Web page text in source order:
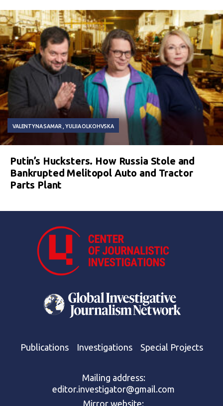
VALENTYNA SAMAR YULIIA OLKOHVSKA
Putin’s Hucksters. How Russia Stole and
Bankrupted Melitopol Auto and Tractor
Parts Plant
Publications Investigations Special Projects
Mailing address:
editor.investigator@gmail.com
Mirror website: